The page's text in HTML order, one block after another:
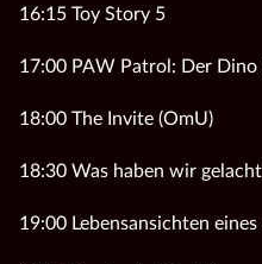
16:15 Toy Story 5
17:00 PAW Patrol: Der Dino
18:00 The Invite (OmU)
18:30 Was haben wir gelacht
19:00 Lebensansichten